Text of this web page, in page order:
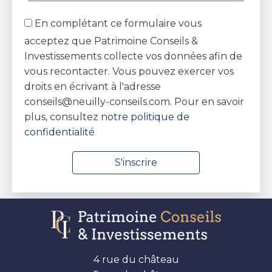
En complétant ce formulaire vous
acceptez que Patrimoine Conseils &
Investissements collecte vos données afin de
vous recontacter. Vous pouvez exercer vos
droits en écrivant à l'adresse
conseils@neuilly-conseils.com. Pour en savoir
plus, consultez notre politique de
confidentialité
4 rue du château